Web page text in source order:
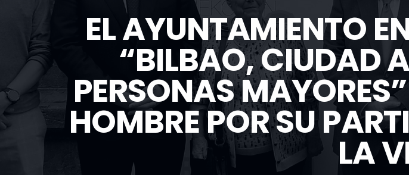
EL AYUNTAMIENTO
“BILBAO, CIUDAD
PERSONAS
HOMBRE POR SU
LA